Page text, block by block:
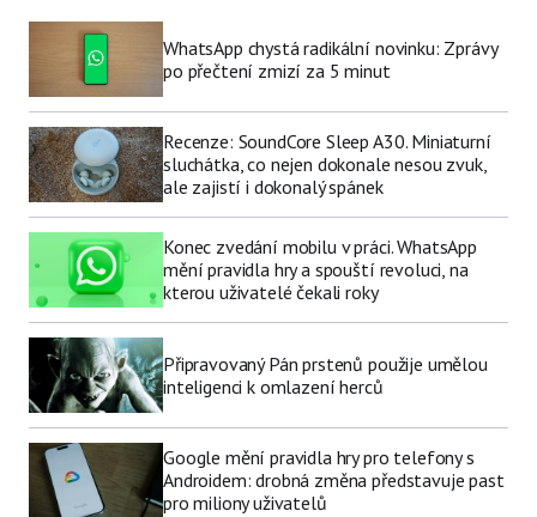
WhatsApp chystá radikální novinku: Zprávy
po přečtení zmizí za 5 minut
Recenze: SoundCore Sleep A30. Miniaturní
sluchátka, co nejen dokonale nesou zvuk,
ale zajistí i dokonalý spánek
Konec zvedání mobilu v práci. WhatsApp
mění pravidla hry a spouští revoluci, na
kterou uživatelé čekali roky
Připravovaný Pán prstenů použije umělou
inteligenci k omlazení herců
Google mění pravidla hry pro telefony s
Androidem: drobná změna představuje past
pro miliony uživatelů